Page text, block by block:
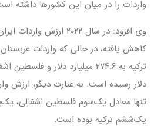
واردات را در میان این کشورها داشته
دلار رسیده است. به عبارت دیگر، ارزش
تنها معادل یک‌سوم فلسطین اشغالی،
یک‌ششم ترکیه بوده است.